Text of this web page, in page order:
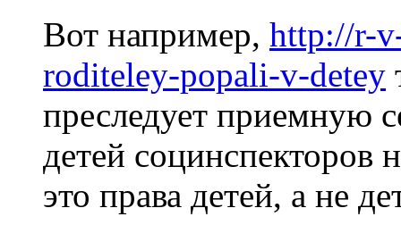
Вот например, http://r-
roditeley-popali-v-detey
преследует приемную
детей социнспекторов
это права детей, а не